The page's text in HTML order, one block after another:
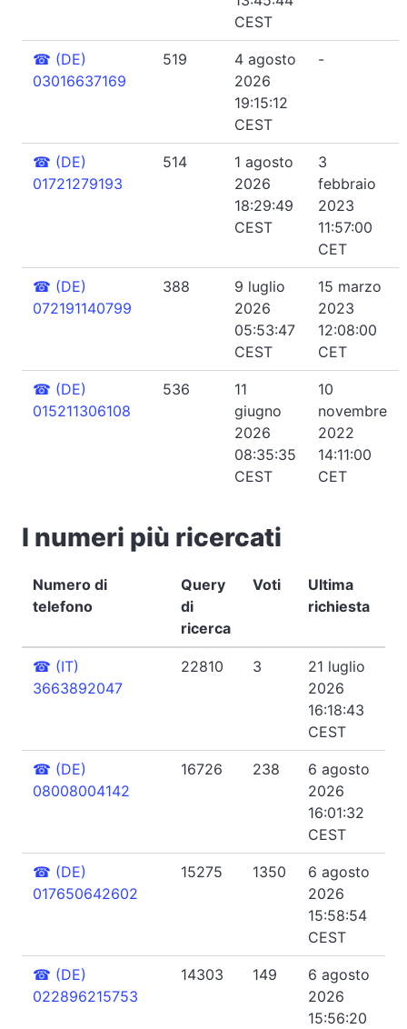
CEST
☎ (DE)
03016637169
519
4 agosto
2026
19:15:12
CEST
-
☎ (DE)
01721279193
514
1 agosto
2026
18:29:49
CEST
3
febbraio
2023
11:57:00
CET
☎ (DE)
072191140799
388
9 luglio
2026
05:53:47
CEST
15 marzo
2023
12:08:00
CET
☎ (DE)
015211306108
536
11
giugno
2026
08:35:35
CEST
10
novembre
2022
14:11:00
CET
I numeri più ricercati
Numero di
telefono
Query
di
ricerca
Voti
Ultima
richiesta
☎ (IT)
3663892047
22810 3
21 luglio
2026
16:18:43
CEST
☎ (DE)
08008004142
16726 238
6 agosto
2026
16:01:32
CEST
☎ (DE)
017650642602
15275 1350
6 agosto
2026
15:58:54
CEST
☎ (DE)
022896215753
14303 149
6 agosto
2026
15:56:20